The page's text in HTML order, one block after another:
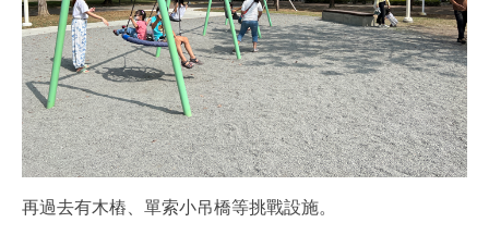
再過去有木樁、單索小吊橋等挑戰設施。